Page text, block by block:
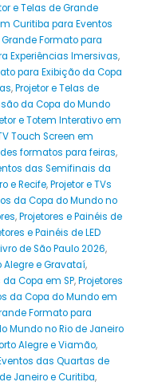
e Telas de Grande
Curitiba para Eventos
Formato para
Experiências Imersivas,
para Exibição da Copa
,Projetor e Telas de
da Copa do Mundo
e Totem Interativo em
Touch Screen em
formatos para feiras,
das Semifinais da
e Recife,Projetor e TVs
da Copa do Mundo no
,Projetores e Painéis de
e Painéis de LED
de São Paulo 2026,
Alegre e Gravataí,
da Copa em SP,Projetores
da Copa do Mundo em
Formato para
Mundo no Rio de Janeiro
Alegre e Viamão,
das Quartas de
Janeiro e Curitiba,